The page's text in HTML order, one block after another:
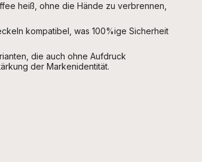
heiß, ohne die Hände zu verbrennen,
kompatibel, was 100%ige Sicherheit
die auch ohne Aufdruck
der Markenidentität.